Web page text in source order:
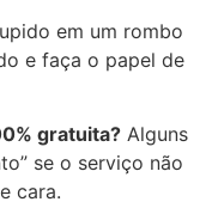
em um rombo
e faça o papel de
gratuita? Alguns
se o serviço não
cara.